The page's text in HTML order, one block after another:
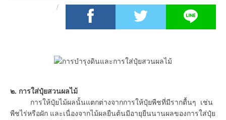
๒. การใส่ปุ๋ยสวนผลไม้
การให้ปุ๋ยไม้ผลนั้นแตกต่างจากการให้ปุ๋ยพืชที่มีรากตื้นๆ เช่น
พืชไร่หรือผัก และเนื่องจากไม้ผลยืนต้นมีอายุยืนนานผลของการใส่ปุ๋ย